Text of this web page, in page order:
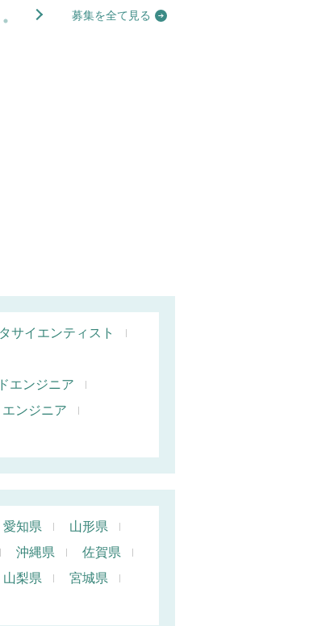
募集を全て見る
サイエンティスト
エンジニア
ンジニア
愛知県
山形県
沖縄県
佐賀県
山梨県
宮城県